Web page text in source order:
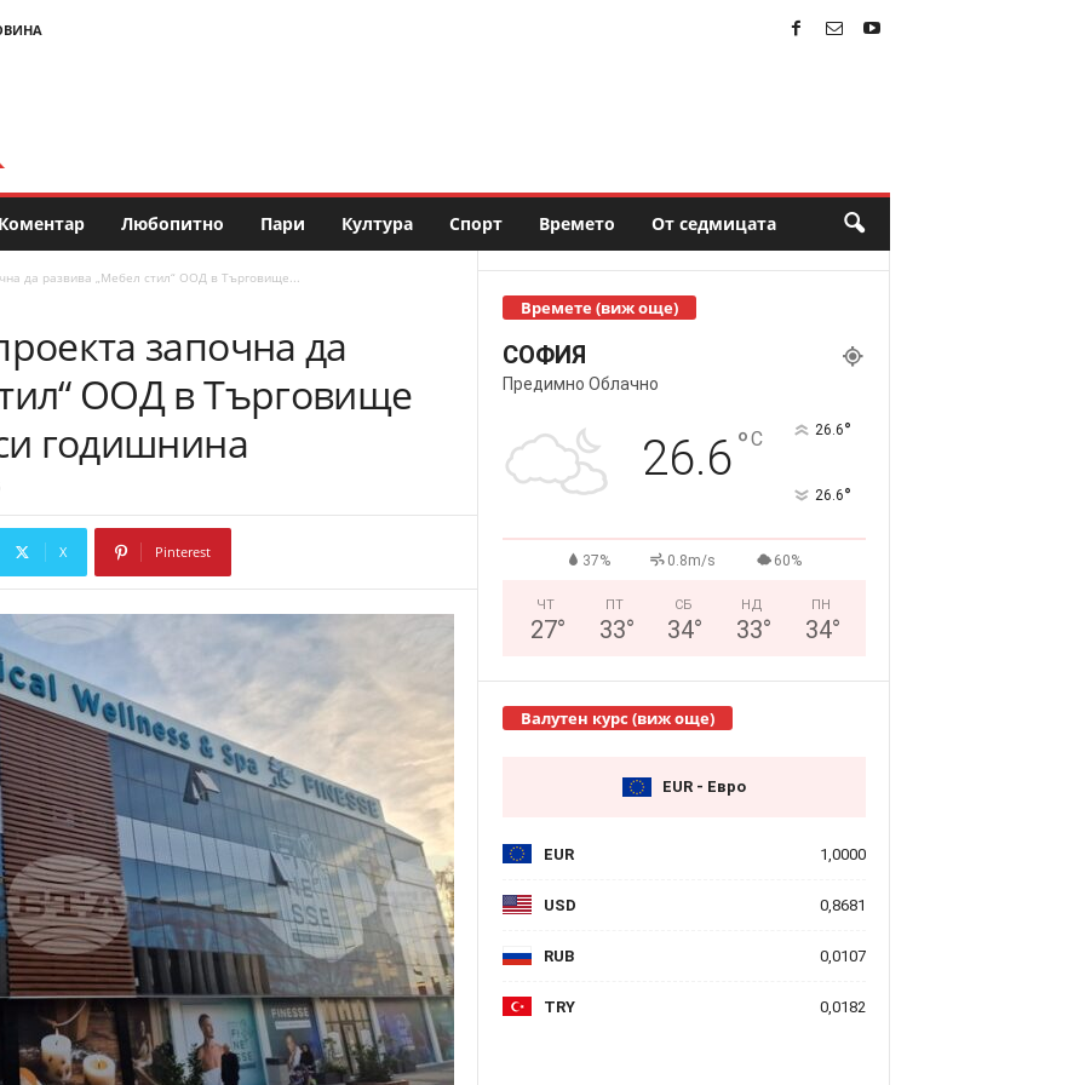
Коментар Любопитно Пари Култура Спорт Времето От седмицата
да развива „Мебел стил“ ООД в Търговище...
започна да
ООД в Търговище
годишнина
X Pinterest
Времете (виж още)
СОФИЯ
Предимно Облачно
26.6°C 26.6°
26.6°
37% 0.8m/s 60%
ЧТ
27°
ПТ
33°
СБ
34°
НД
33°
ПН
34°
Валутен курс (виж още)
EUR - Евро
EUR 1,0000
USD 0,8681
RUB 0,0107
TRY 0,0182